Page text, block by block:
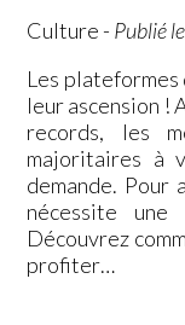
Culture - Publié
Les
leur ascension !
records, les
majoritaires à
demande.
nécessite une
Découvrez
profiter…